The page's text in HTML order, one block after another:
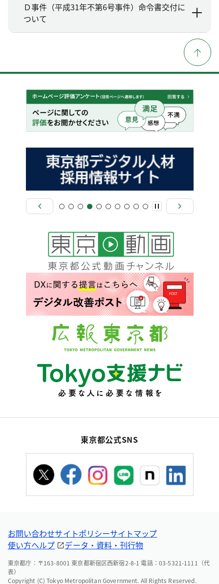
Ｄ事件（平成31年不第6号事件）命令書交付に
ついて
東京都公式SNS
お問い合わせサイトポリシーサイトマップ
使い方ヘルプ
データ・資料・刊行物
東京都庁：〒163-8001 東京都新宿区西新宿2-8-1 電話：03-5321-1111（代
表）
Copyright (C) Tokyo Metropolitan Government. All Rights Reserved.